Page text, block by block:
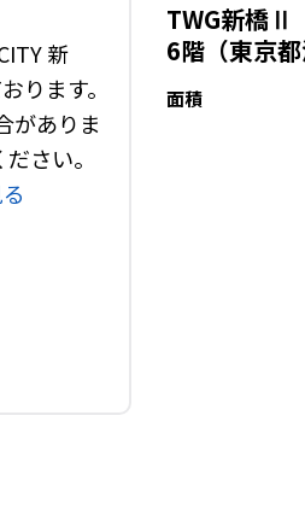
新
ります。
がありま
さい。
TWG新橋Ⅱ
6階（東京都
面積